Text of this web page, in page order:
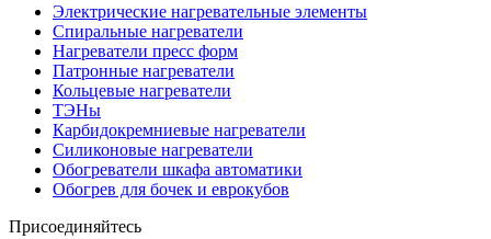
Электрические нагревательные элементы
Спиральные нагреватели
Нагреватели пресс форм
Патронные нагреватели
Кольцевые нагреватели
ТЭНы
Карбидокремниевые нагреватели
Силиконовые нагреватели
Обогреватели шкафа автоматики
Обогрев для бочек и еврокубов
Присоединяйтесь